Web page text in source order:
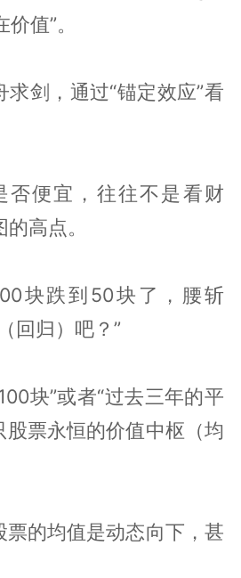
值”。
求剑，通过“锚定效应”看
否便宜，往往不是看财
高点。
块跌到50块了，腰斩
回归）吧？”
块”或者“过去三年的平
股票永恒的价值中枢（均
票的均值是动态向下，甚